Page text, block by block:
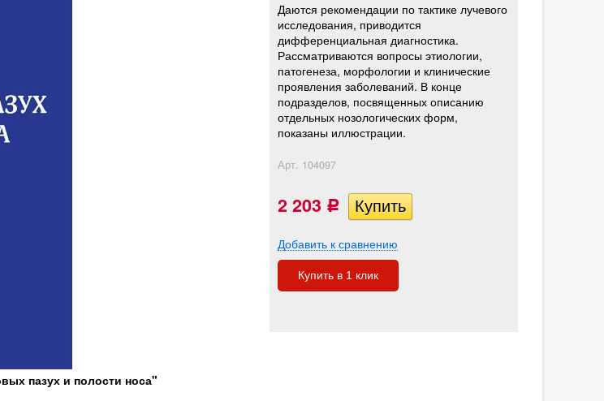
Даются рекомендации по тактике лучевого
исследования, приводится
дифференциальная диагностика.
Рассматриваются вопросы этиологии,
патогенеза, морфологии и клинические
проявления заболеваний. В конце
подразделов, посвященных описанию
отдельных нозологических форм,
показаны иллюстрации.
Арт. 104097
2 203 Р
Добавить к сравнению
Купить в 1 клик
пазух и полости носа"